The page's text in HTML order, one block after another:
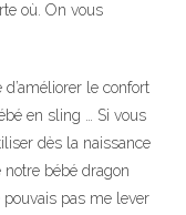
où. On vous
le confort
en sling … Si vous
dès la naissance
notre bébé dragon
pouvais pas me lever